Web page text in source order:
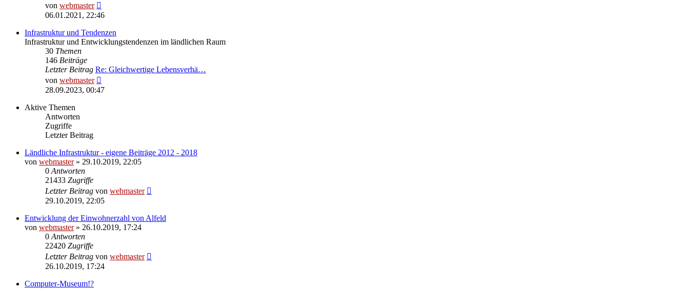
von webmaster
Beitrag
06.01.2021, 22:46
Infrastruktur und Tendenzen
Infrastruktur und Entwicklungstendenzen im ländlichen Raum
30 Themen
146 Beiträge
Letzter Beitrag Re: Gleichwertige Lebensverhä…
von webmaster
Beitrag
28.09.2023, 00:47
Aktive Themen
Antworten
Zugriffe
Letzter Beitrag
Ländliche Infrastruktur - eigene Beiträge 2012 - 2018
von webmaster» 29.10.2019, 22:05
0 Antworten
21433 Zugriffe
Letzter Beitrag von webmaster
29.10.2019, 22:05
Entwicklung der Einwohnerzahl von Alfeld
von webmaster» 26.10.2019, 17:24
0 Antworten
22420 Zugriffe
Letzter Beitrag von webmaster
26.10.2019, 17:24
Computer-Museum!?